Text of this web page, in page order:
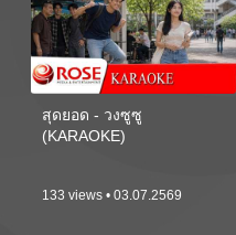
สุดยอด - วงซูซู
(KARAOKE)
133 views • 03.07.2569